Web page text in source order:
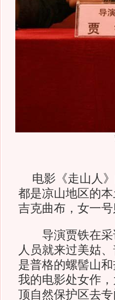
电影《走山人》
都是凉山地区的
吉克曲布，女一
导演贾铁在采
人员就来过美姑
是普格的螺髻山
我的电影处女作
顶自然保护区去